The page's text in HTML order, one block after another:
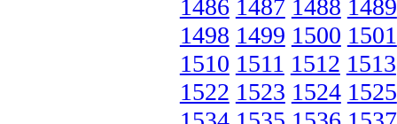
1486 1487 1488 1489
1498 1499 1500 1501
1510 1511 1512 1513
1522 1523 1524 1525